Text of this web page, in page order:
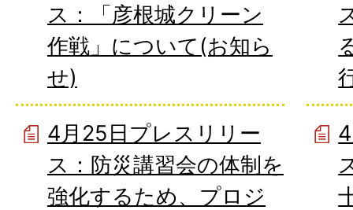
ス：「彦根城クリーン
作戦」について(お知ら
せ)
4月25日プレスリリー
ス：防災講習会の体制を
強化するため、プロジ